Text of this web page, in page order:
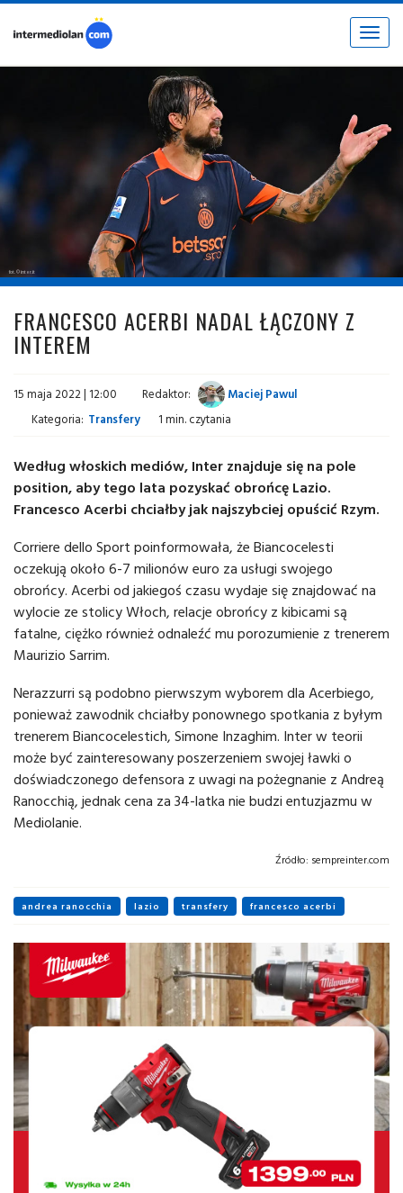
Toggle
fot. © inter.it
FRANCESCO ACERBI NADAL ŁĄCZONY Z
INTEREM
15 maja 2022 | 12:00 Redaktor:
Maciej Pawul
Kategoria: Transfery 1 min. czytania
Według włoskich mediów, Inter znajduje się na pole
position, aby tego lata pozyskać obrońcę Lazio.
Francesco Acerbi chciałby jak najszybciej opuścić Rzym.
Corriere dello Sport poinformowała, że Biancocelesti
oczekują około 6-7 milionów euro za usługi swojego
obrońcy. Acerbi od jakiegoś czasu wydaje się znajdować na
wylocie ze stolicy Włoch, relacje obrońcy z kibicami są
fatalne, ciężko również odnaleźć mu porozumienie z trenerem
Maurizio Sarrim.
Nerazzurri są podobno pierwszym wyborem dla Acerbiego,
ponieważ zawodnik chciałby ponownego spotkania z byłym
trenerem Biancocelestich, Simone Inzaghim. Inter w teorii
może być zainteresowany poszerzeniem swojej ławki o
doświadczonego defensora z uwagi na pożegnanie z Andreą
Ranocchią, jednak cena za 34-latka nie budzi entuzjazmu w
Mediolanie.
Źródło: sempreinter.com
andrea ranocchia lazio transfery francesco acerbi